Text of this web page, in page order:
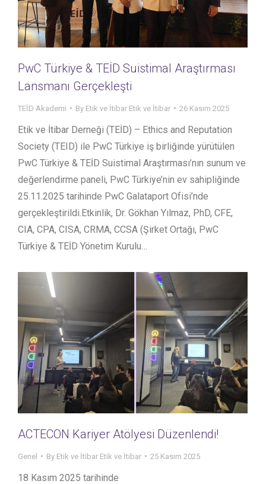
PwC Türkiye & TEİD Suistimal Araştırması
Lansmanı Gerçekleşti
TEİD Akademi By Etik ve İtibar Etik ve İtibar 26 Kasım 2025
Etik ve İtibar Derneği (TEİD) – Ethics and Reputation
Society (TEID) ile PwC Türkiye iş birliğinde yürütülen
PwC Türkiye & TEİD Suistimal Araştırması’nın sunum ve
değerlendirme paneli, PwC Türkiye’nin ev sahipliğinde
25.11.2025 tarihinde PwC Galataport Ofisi’nde
gerçekleştirildi.Etkinlik, Dr. Gökhan Yılmaz, PhD, CFE,
CIA, CPA, CISA, CRMA, CCSA (Şirket Ortağı, PwC
Türkiye & TEİD Yönetim Kurulu…
ACTECON Kariyer Atölyesi Düzenlendi!
Genel By Etik ve İtibar Etik ve İtibar 25 Kasım 2025
18 Kasım 2025 tarihinde